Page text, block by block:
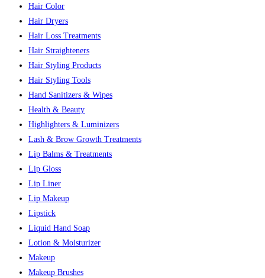
Hair Color
Hair Dryers
Hair Loss Treatments
Hair Straighteners
Hair Styling Products
Hair Styling Tools
Hand Sanitizers & Wipes
Health & Beauty
Highlighters & Luminizers
Lash & Brow Growth Treatments
Lip Balms & Treatments
Lip Gloss
Lip Liner
Lip Makeup
Lipstick
Liquid Hand Soap
Lotion & Moisturizer
Makeup
Makeup Brushes